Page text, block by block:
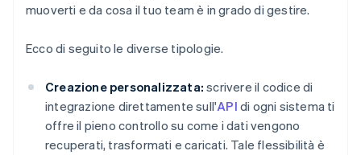
muoverti e da cosa il tuo team è in grado di gestire.
Ecco di seguito le diverse tipologie.
Creazione personalizzata: scrivere il codice di
integrazione direttamente sull'API di ogni sistema ti
offre il pieno controllo su come i dati vengono
recuperati, trasformati e caricati. Tale flessibilità è